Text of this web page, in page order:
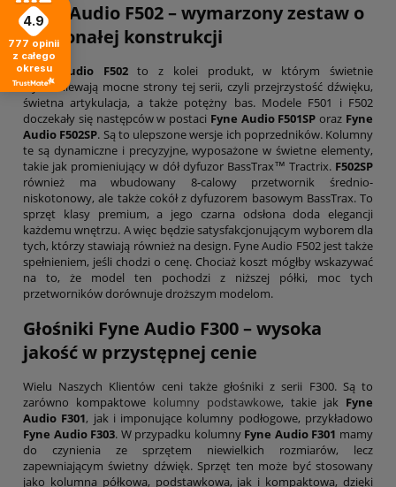
Fyne Audio F502 – wymarzony zestaw o
doskonałej konstrukcji
Fyne Audio F502to z kolei produkt, w którym świetnie
wybrzmiewają mocne strony tej serii, czyli przejrzystość dźwięku,
świetna artykulacja, a także potężny bas. Modele F501 i F502
doczekały się następców w postaci Fyne Audio F501SP oraz Fyne
Audio F502SP. Są to ulepszone wersje ich poprzedników. Kolumny
te są dynamiczne i precyzyjne, wyposażone w świetne elementy,
takie jak promieniujący w dół dyfuzor BassTrax™ Tractrix. F502SP
również ma wbudowany 8-calowy przetwornik średnio-
niskotonowy, ale także cokół z dyfuzorem basowym BassTrax. To
sprzęt klasy premium, a jego czarna odsłona doda elegancji
każdemu wnętrzu. A więc będzie satysfakcjonującym wyborem dla
tych, którzy stawiają również na design. Fyne Audio F502 jest także
spełnieniem, jeśli chodzi o cenę. Chociaż koszt mógłby wskazywać
na to, że model ten pochodzi z niższej półki, moc tych
przetworników dorównuje droższym modelom.
Głośniki Fyne Audio F300 – wysoka
jakość w przystępnej cenie
Wielu Naszych Klientów ceni także głośniki z serii F300. Są to
zarówno kompaktowe kolumny podstawkowe, takie jak Fyne
Audio F301, jak i imponujące kolumny podłogowe, przykładowo
Fyne Audio F303. W przypadku kolumny Fyne Audio F301 mamy
do czynienia ze sprzętem niewielkich rozmiarów, lecz
zapewniającym świetny dźwięk. Sprzęt ten może być stosowany
jako kolumna półkowa, podstawkowa, jak i kompaktowa, dzięki
4.9
777 opinii
z całego
okresu